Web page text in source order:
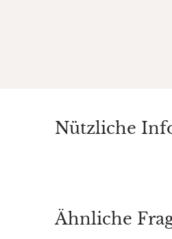
Nützliche
Ähnliche